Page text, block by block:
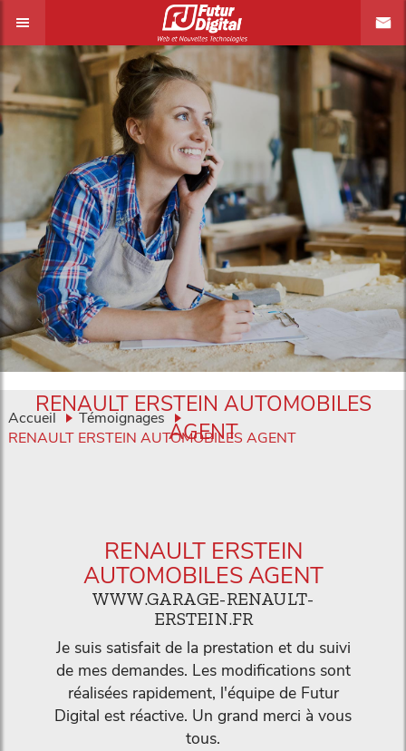
Accueil
Témoignages
RENAULT ERSTEIN AUTOMOBILES AGENT
RENAULT ERSTEIN AUTOMOBILES
AGENT
RENAULT ERSTEIN
AUTOMOBILES AGENT
WWW.GARAGE-RENAULT-
ERSTEIN.FR
Je suis satisfait de la prestation et du suivi
de mes demandes. Les modifications sont
réalisées rapidement, l'équipe de Futur
Digital est réactive. Un grand merci à vous
tous.